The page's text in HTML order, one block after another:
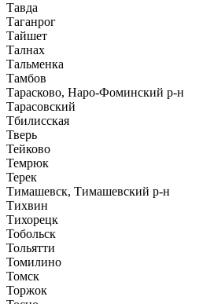
Тавда
Таганрог
Тайшет
Талнах
Тальменка
Тамбов
Тарасково, Наро-Фоминский р-н
Тарасовский
Тбилисская
Тверь
Тейково
Темрюк
Терек
Тимашевск, Тимашевский р-н
Тихвин
Тихорецк
Тобольск
Тольятти
Томилино
Томск
Торжок